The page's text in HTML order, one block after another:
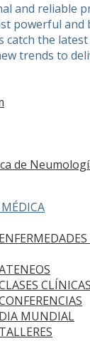
and reliable
powerful and
catch the
trends to
CLÍNICAS
MUNDIAL